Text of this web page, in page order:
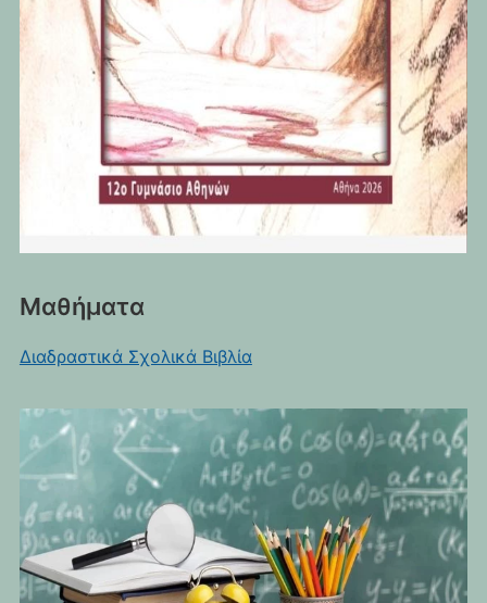
Μαθήματα
Διαδραστικά Σχολικά Βιβλία